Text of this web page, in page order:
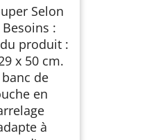
Selon
:
produit :
x 50 cm.
banc de
en
à